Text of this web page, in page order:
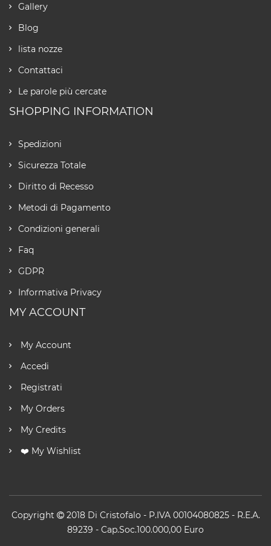
Gallery
Blog
lista nozze
Contattaci
Le parole più cercate
SHOPPING INFORMATION
Spedizioni
Sicurezza Totale
Diritto di Recesso
Metodi di Pagamento
Condizioni generali
Faq
GDPR
Informativa Privacy
MY ACCOUNT
My Account
Accedi
Registrati
My Orders
My Credits
❤️ My Wishlist
Copyright 2018 Di Cristofalo - P.IVA 00104080825 - R.E.A.
89239 - Cap.Soc.100.000,00 Euro